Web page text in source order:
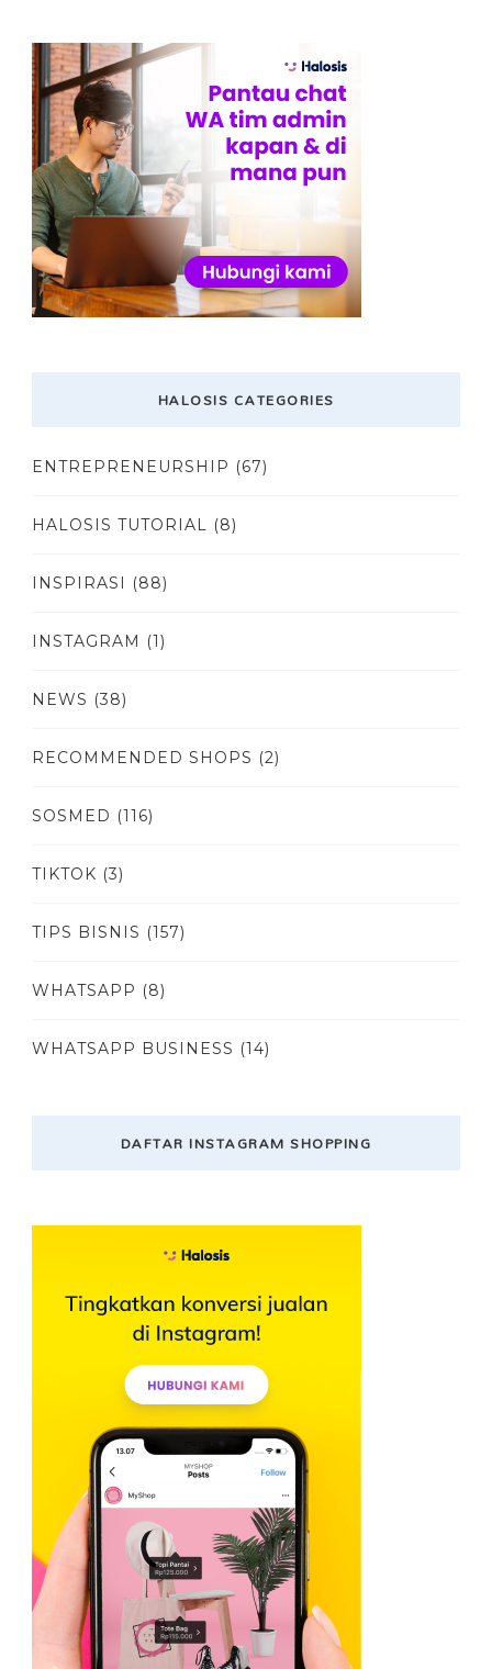
HALOSIS CATEGORIES
ENTREPRENEURSHIP (67)
HALOSIS TUTORIAL (8)
INSPIRASI (88)
INSTAGRAM (1)
NEWS (38)
RECOMMENDED SHOPS (2)
SOSMED (116)
TIKTOK (3)
TIPS BISNIS (157)
WHATSAPP (8)
WHATSAPP BUSINESS (14)
DAFTAR INSTAGRAM SHOPPING